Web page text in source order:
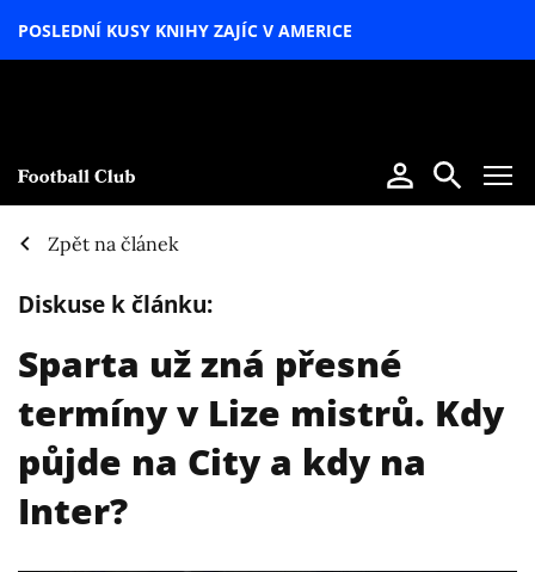
POSLEDNÍ KUSY KNIHY ZAJÍC V AMERICE
Zpět na článek
Diskuse k článku:
Sparta už zná přesné
termíny v Lize mistrů. Kdy
půjde na City a kdy na
Inter?